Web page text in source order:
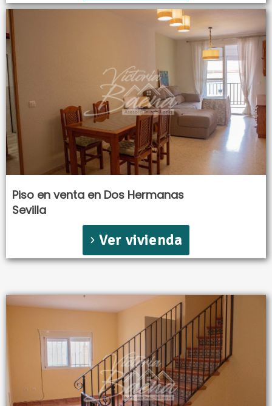
Piso en venta en Dos Hermanas
Sevilla
Ver vivienda